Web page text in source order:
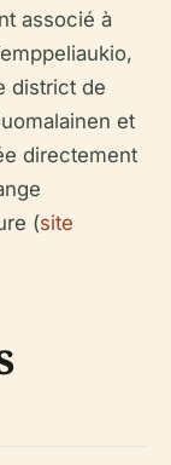
associé à
district de
et
directement
(site